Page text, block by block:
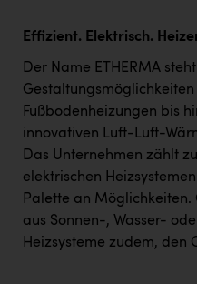
Effizient. Elektrisch.
Der Name ETHERMA
Fußbodenheizungen bis
innovativen Luft-Luft-
Das Unternehmen zählt
elektrischen
Palette an
aus Sonnen-, Wasser-
Heizsysteme zudem, den